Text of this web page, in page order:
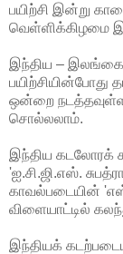
பயிற்சி இன்று
வெள்ளிக்கிழமை
இந்திய –
பயிற்சியின்போது
ஒன்றை
சொல்லலாம்.
இந்திய கடலோரக்
'ஐ.சி.ஜி.எஸ்.
காவல்படையின்
விளையாட்டில்
இந்தியக்